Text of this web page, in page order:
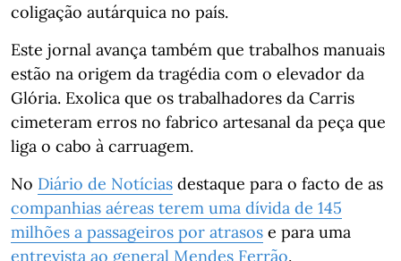
coligação autárquica no país.
Este jornal avança também que trabalhos manuais
estão na origem da tragédia com o elevador da
Glória. Exolica que os trabalhadores da Carris
cimeteram erros no fabrico artesanal da peça que
liga o cabo à carruagem.
No Diário de Notícias destaque para o facto de as
companhias aéreas terem uma dívida de 145
milhões a passageiros por atrasos e para uma
entrevista ao general Mendes Ferrão.